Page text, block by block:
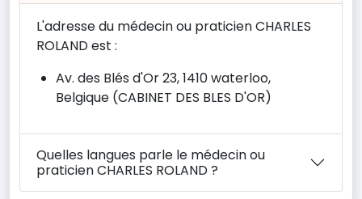
L'adresse du médecin ou praticien CHARLES
ROLAND est :
Av. des Blés d'Or 23, 1410 waterloo,
Belgique (CABINET DES BLES D'OR)
Quelles langues parle le médecin ou
praticien CHARLES ROLAND ?